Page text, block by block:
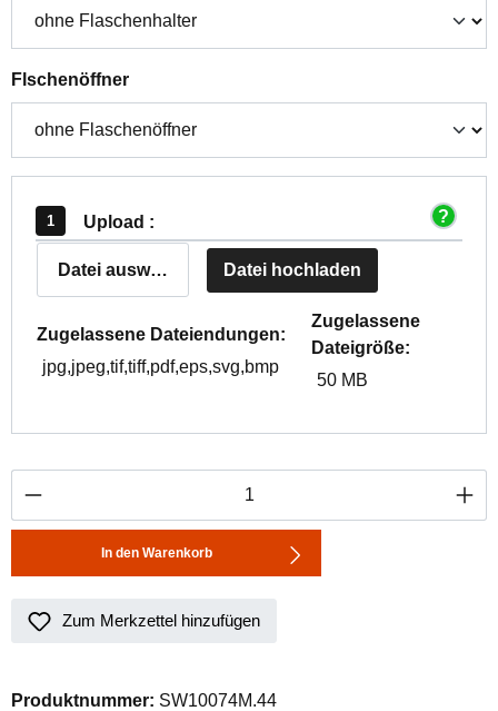
Flschenöffnerauswählen
Upload :
Datei auswählen Datei hochladen
Zugelassene Dateiendungen:
jpg,jpeg,tif,tiff,pdf,eps,svg,bmp
Zugelassene
Dateigröße:
50 MB
Produkt Anzahl: Gib den gewünschten
In den Warenkorb
Zum Merkzettel hinzufügen
Produktnummer: SW10074M.44